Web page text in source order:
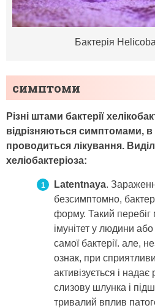
Бактерія
симптоми
Різні штами бактерії
відрізняються симптомами, в
проводиться лікування.
хеліобактеріоза:
Latentnaya.
безсимптомно,
форму. Такий
імунітет у людини
самої бактерії. але,
ознак, при
активізується і
слизову шлунка і
тривалий вплив